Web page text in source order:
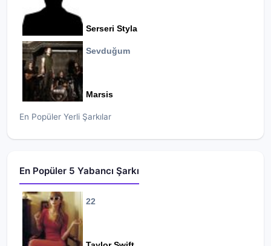
Serseri Styla
Sevduğum
Marsis
En Popüler Yerli Şarkılar
En Popüler 5 Yabancı Şarkı
22